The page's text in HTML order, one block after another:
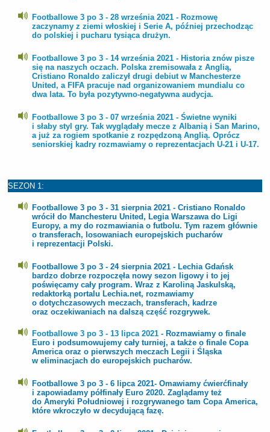
Footballowe 3 po 3 - 28 września 2021 - Rozmowę
zaczynamy z ziemi włoskiej i Serie A, później przechodząc
do polskiej i pucharu tysiąca drużyn.
Footballowe 3 po 3 - 14 września 2021 - Historia znów pisze
się na naszych oczach. Polska zremisowała z Anglią,
Cristiano Ronaldo zaliczył drugi debiut w Manchesterze
United, a FIFA pracuje nad organizowaniem mundialu co
dwa lata. To była pozytywno-negatywna audycja.
Footballowe 3 po 3 - 07 września 2021 - Świetne wyniki
i słaby styl gry. Tak wyglądały mecze z Albanią i San Marino,
a już za rogiem spotkanie z rozpędzoną Anglią. Oprócz
seniorskiej kadry rozmawiamy o reprezentacjach U-21 i U-17.
SEZON 1:
Footballowe 3 po 3 - 31 sierpnia 2021 - Cristiano Ronaldo
wrócił do Manchesteru United, Legia Warszawa do Ligi
Europy, a my do rozmawiania o futbolu. Tym razem głównie
o transferach, losowaniach europejskich pucharów
i reprezentacji Polski.
Footballowe 3 po 3 - 24 sierpnia 2021 - Lechia Gdańsk
bardzo dobrze rozpoczęła nowy sezon ligowy i to jej
poświęcamy cały program. Wraz z Karoliną Jaskulską,
redaktorką portalu Lechia.net, rozmawiamy
o dotychczasowych meczach, transferach, kadrze
oraz oczekiwaniach na dalszą część rozgrywek.
Footballowe 3 po 3 - 13 lipca 2021 - Rozmawiamy o finale
Euro i podsumowujemy cały turniej, a także o finale Copa
America oraz o pierwszych meczach Legii i Śląska
w eliminacjach do europejskich pucharów.
Footballowe 3 po 3 - 6 lipca 2021- Omawiamy ćwierćfinały
i zapowiadamy półfinały Euro 2020. Zaglądamy też
do Ameryki Południowej i rozgrywanego tam Copa America,
które wkroczyło w decydującą fazę.